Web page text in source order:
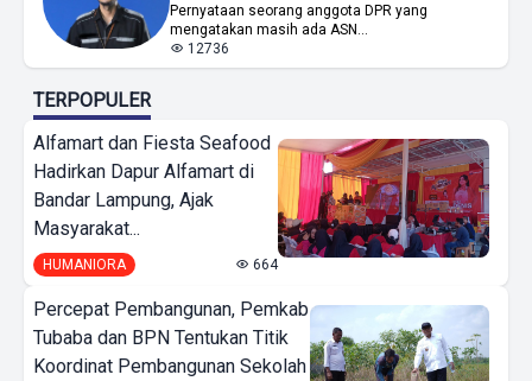
Pernyataan seorang anggota DPR yang
mengatakan masih ada ASN...
12736
TERPOPULER
Alfamart dan Fiesta Seafood
Hadirkan Dapur Alfamart di
Bandar Lampung, Ajak
Masyarakat...
HUMANIORA 664
Percepat Pembangunan, Pemkab
Tubaba dan BPN Tentukan Titik
Koordinat Pembangunan Sekolah